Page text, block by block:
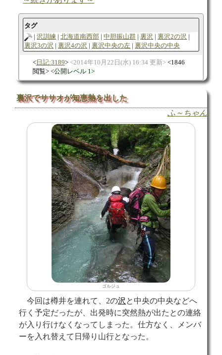
タグ
沢訓練
北海道南西部 中胆振山群 裏沢
裏沢2の沢
裏沢3の沢
裏沢4の沢 裏沢中央の左 裏沢中央の中央
日記:3189 2014年10月22日(水) 16:34 更新
1846
閲覧
公開レベル 1
裏沢でササオが知恵熱を出した
ふ～ちゃん
ゴルジュ
今回は樽井を連れて、2の沢 と中央の中央などへ
行く予定だったが、出発時に突然熱が出たとの連絡
が入り行けなくなってしまった。仕方なく、メンバ
ーを入れ替えて日帰り山行となった。